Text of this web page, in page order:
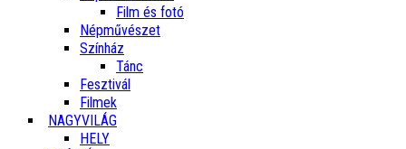
Film és fotó
Népművészet
Színház
Tánc
Fesztivál
Filmek
NAGYVILÁG
HELY